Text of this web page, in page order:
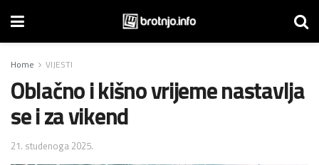
Home VIJESTI
Oblačno i kišno vrijeme nastavlja
se i za vikend
21. studenoga 2025.